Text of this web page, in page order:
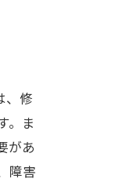
、修
。ま
があ
障害